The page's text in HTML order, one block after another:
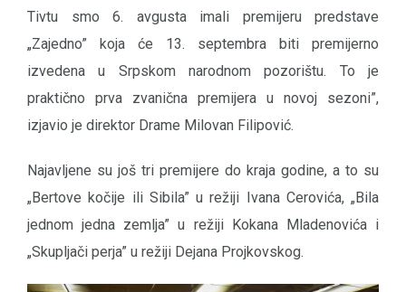
Tivtu smo 6. avgusta imali premijeru predstave
„Zajedno” koja će 13. septembra biti premijerno
izvedena u Srpskom narodnom pozorištu. To je
praktično prva zvanična premijera u novoj sezoni”,
izjavio je direktor Drame Milovan Filipović.
Najavljene su još tri premijere do kraja godine, a to su
„Bertove kočije ili Sibila” u režiji Ivana Cerovića, „Bila
jednom jedna zemlja” u režiji Kokana Mladenovića i
„Skupljači perja” u režiji Dejana Projkovskog.